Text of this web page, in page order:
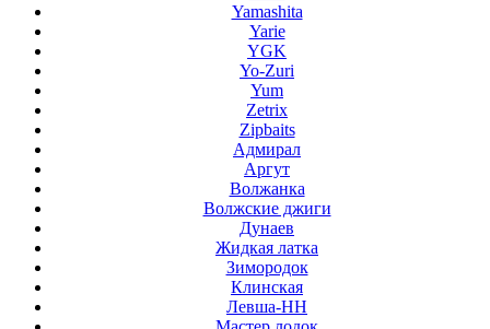
Yamashita
Yarie
YGK
Yo-Zuri
Yum
Zetrix
Zipbaits
Адмирал
Аргут
Волжанка
Волжские джиги
Дунаев
Жидкая латка
Зимородок
Клинская
Левша-НН